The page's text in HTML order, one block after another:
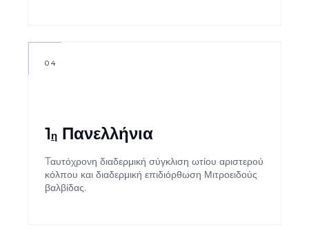
04
1ηΠανελλήνια
Tαυτόχρονη διαδερμική σύγκλιση ωτίου αριστερού
κόλπου και διαδερμική επιδιόρθωση Μιτροειδούς
βαλβίδας.